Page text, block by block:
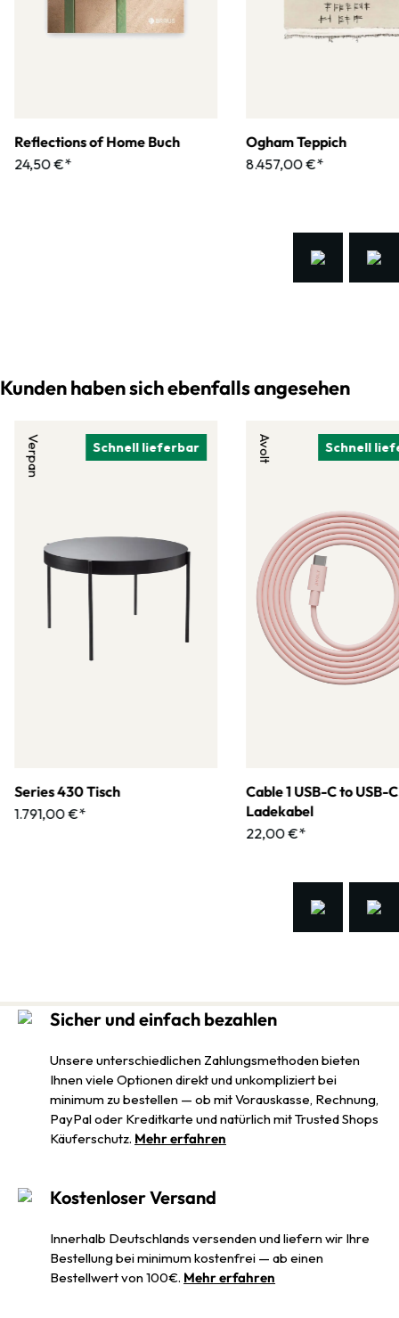
Reflections of Home Buch
24,50 €*
Ogham Teppich
8.457,00 €*
Kunden haben sich ebenfalls angesehen
Schnell lieferbar
Verpan
Series 430 Tisch
1.791,00 €*
Schnell
Avolt
Cable 1 USB-C to USB-C
Ladekabel
22,00 €*
Sicher und einfach bezahlen
Unsere unterschiedlichen Zahlungsmethoden bieten
Ihnen viele Optionen direkt und unkompliziert bei
minimum zu bestellen — ob mit Vorauskasse, Rechnung,
PayPal oder Kreditkarte und natürlich mit Trusted Shops
Käuferschutz. Mehr erfahren
Kostenloser Versand
Innerhalb Deutschlands versenden und liefern wir Ihre
Bestellung bei minimum kostenfrei — ab einen
Bestellwert von 100€. Mehr erfahren